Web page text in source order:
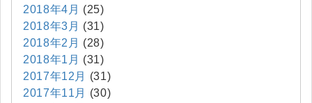
2018年4月 (25)
2018年3月 (31)
2018年2月 (28)
2018年1月 (31)
2017年12月
(31)
2017年11月
(30)